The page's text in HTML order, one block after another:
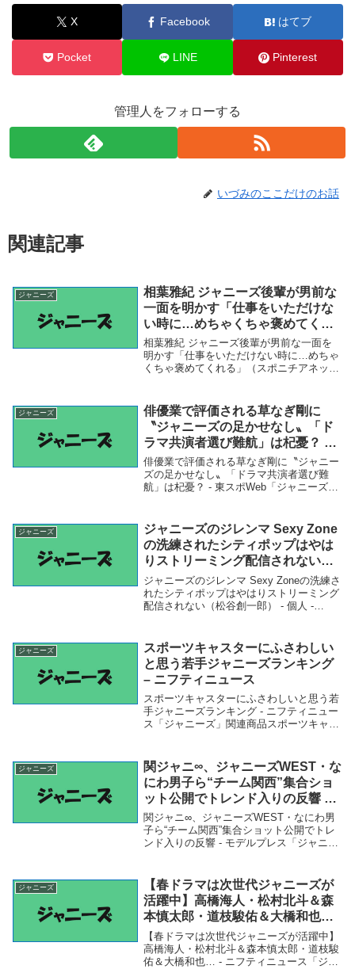
X Facebook はてブ
Pocket LINE Pinterest
管理人をフォローする
いづみのここだけのお話
関連記事
ジャニーズ
相葉雅紀 ジャニーズ後輩が男前な
一面を明かす「仕事をいただけな
い時に…めちゃくちゃ褒めてくれ
る」（スポニチアネックス） –
Yahoo!ニュース – Yahoo!ニュー
ス
相葉雅紀 ジャニーズ後輩が男前な一面を
明かす「仕事をいただけない時に…めちゃ
くちゃ褒めてくれる」（スポニチアネック
ーズ後輩が男前な一面を明かす「仕...
ジャニーズ
俳優業で評価される草なぎ剛に
〝ジャニーズの足かせなし〟「ド
ラマ共演者選び難航」は杞憂？ –
東スポWeb
俳優業で評価される草なぎ剛に〝ジャニー
ズの足かせなし〟「ドラマ共演者選び難
航」は杞憂？ - 東スポWeb「ジャニーズ」
者選び難航」は杞憂？ - 東スポWeb 俳優業
で...
ジャニーズ
ジャニーズのジレンマ Sexy Zone
の洗練されたシティポップはやは
りストリーミング配信されない
（松谷創一郎） – 個人 – Yahoo!ニ
ュース – Yahoo!ニュース
ジャニーズのジレンマ Sexy Zoneの洗練さ
れたシティポップはやはりストリーミング
配信されない（松谷創一郎） - 個人 -
Sexy Zoneの洗...
ジャニーズ
スポーツキャスターにふさわしい
と思う若手ジャニーズランキング
– ニフティニュース
スポーツキャスターにふさわしいと思う若
手ジャニーズランキング - ニフティニュー
ス「ジャニーズ」関連商品スポーツキャス
スターにふさわしいと思う若手ジャニーズ
ラ...
ジャニーズ
関ジャニ∞、ジャニーズWEST・な
にわ男子ら“チーム関西”集合ショ
ット公開でトレンド入りの反響 –
モデルプレス
関ジャニ∞、ジャニーズWEST・なにわ男
子ら“チーム関西”集合ショット公開でトレ
ンド入りの反響 - モデルプレス「ジャニー
ョット公開でトレンド入りの反響 - モデ
ル...
ジャニーズ
【春ドラマは次世代ジャニーズが
活躍中】高橋海人・松村北斗＆森
本慎太郎・道枝駿佑＆大橋和也…
– ニフティニュース
【春ドラマは次世代ジャニーズが活躍中】
高橋海人・松村北斗＆森本慎太郎・道枝駿
佑＆大橋和也… - ニフティニュース「ジャ